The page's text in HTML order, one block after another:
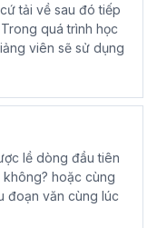
tải về sau đó tiếp
quá trình học
viên sẽ sử dụng
lề dòng đầu tiên
hoặc cùng
đoạn văn cùng lúc